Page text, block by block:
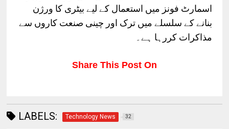
اسمارٹ فونز میں استعمال کے لیے بیٹری کا ورژن
بنانے کے سلسلے میں ترک اور چینی صنعت کاروں سے
مذاکرات کررہا ہے۔
Share This Post On
LABELS: Technology News 32